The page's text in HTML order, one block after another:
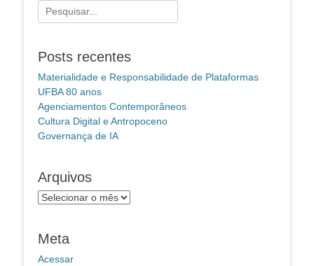
Pesquisar
por:
Posts recentes
Materialidade e Responsabilidade de Plataformas
UFBA 80 anos
Agenciamentos Contemporâneos
Cultura Digital e Antropoceno
Governança de IA
Arquivos
Arquivos
Meta
Acessar